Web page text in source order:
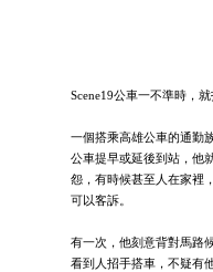
Scene19公車一不準時，
一個搭乘高雄公車的通勤
公車提早或延後到站，他
怨，有時候甚至人在家裡
可以客訴。
有一次，他刻意背對馬路
看到人招手搭車，不疑有